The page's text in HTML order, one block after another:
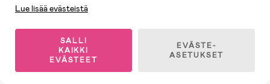
11,90 €
Lue lisää evästeistä
SALLI
KAIKKI
EVÄSTEET
EVÄSTE-
ASETUKSET